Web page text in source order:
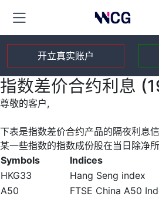
开立真实账户
指数差价合约利息
尊敬的客户,
下表是指数差价合约产品的隔夜利息
某一些指数的指数成份股在当日除净所
Symbols
Indices
HKG33
Hang Seng index
A50
FTSE China A50